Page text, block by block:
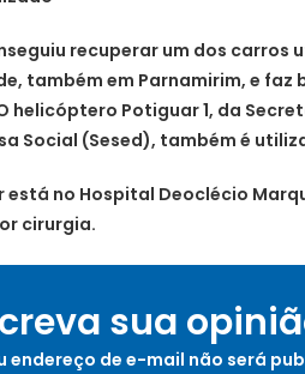
recuperar um dos carros
também em Parnamirim, e faz
helicóptero Potiguar 1, da
Social (Sesed), também é
está no Hospital Deoclécio
cirurgia.
sua
endereço de e-mail não será